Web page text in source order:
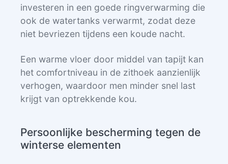
investeren in een goede ringverwarming die
ook de watertanks verwarmt, zodat deze
niet bevriezen tijdens een koude nacht.
Een warme vloer door middel van tapijt kan
het comfortniveau in de zithoek aanzienlijk
verhogen, waardoor men minder snel last
krijgt van optrekkende kou.
Persoonlijke bescherming tegen de
winterse elementen